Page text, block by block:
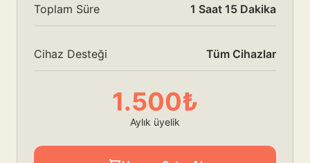
Toplam Süre 1 Saat 15 Dakika
Cihaz Desteği Tüm Cihazlar
1.500₺
Aylık üyelik